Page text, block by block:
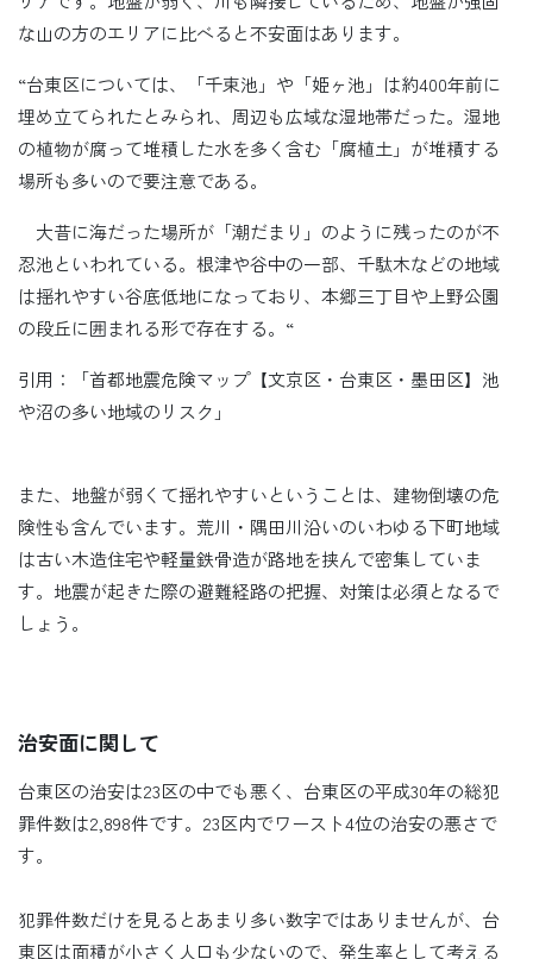
な山の方のエリアに比べると不安面はあります。
“台東区については、「千束池」や「姫ヶ池」は約400年前に
埋め立てられたとみられ、周辺も広域な湿地帯だった。湿地
の植物が腐って堆積した水を多く含む「腐植土」が堆積する
場所も多いので要注意である。
大昔に海だった場所が「潮だまり」のように残ったのが不
忍池といわれている。根津や谷中の一部、千駄木などの地域
は揺れやすい谷底低地になっており、本郷三丁目や上野公園
の段丘に囲まれる形で存在する。“
引用：「首都地震危険マップ【文京区・台東区・墨田区】池
や沼の多い地域のリスク」
また、地盤が弱くて揺れやすいということは、建物倒壊の危
険性も含んでいます。荒川・隅田川沿いのいわゆる下町地域
は古い木造住宅や軽量鉄骨造が路地を挟んで密集していま
す。地震が起きた際の避難経路の把握、対策は必須となるで
しょう。
治安面に関して
台東区の治安は23区の中でも悪く、台東区の平成30年の総犯
罪件数は2,898件です。23区内でワースト4位の治安の悪さで
す。
犯罪件数だけを見るとあまり多い数字ではありませんが、台
東区は面積が小さく人口も少ないので、発生率として考える